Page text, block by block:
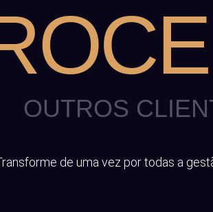
OUTROS
de uma vez por todas a